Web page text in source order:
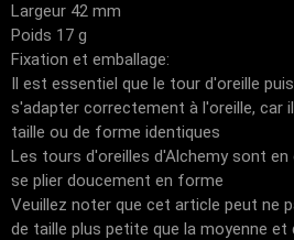
Largeur 42 mm
Poids 17 g
Fixation et emballage:
Il est essentiel que le tour d'oreille
s'adapter correctement à l'oreille, car
taille ou de forme identiques
Les tours d'oreilles d'Alchemy sont
se plier doucement en forme
Veuillez noter que cet article peut ne
de taille plus petite que la moyenne et